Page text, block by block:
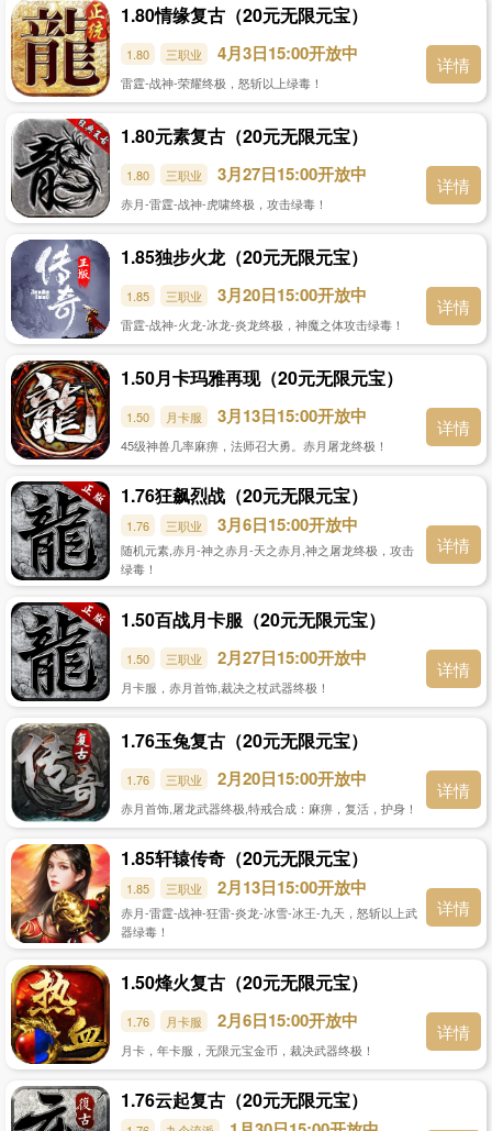
1.80情缘复古（20元无限元宝）
1.80 三职业 4月3日15:00开放中 详情
雷霆-战神-荣耀终极，怒斩以上绿毒！
1.80元素复古（20元无限元宝）
1.80 三职业 3月27日15:00开放中 详情
赤月-雷霆-战神-虎啸终极，攻击绿毒！
1.85独步火龙（20元无限元宝）
1.85 三职业 3月20日15:00开放中 详情
雷霆-战神-火龙-冰龙-炎龙终极，神魔之体攻击绿毒！
1.50月卡玛雅再现（20元无限元宝）
1.50 月卡服 3月13日15:00开放中 详情
45级神兽几率麻痹，法师召大勇。赤月屠龙终极！
1.76狂飙烈战（20元无限元宝）
1.76 三职业 3月6日15:00开放中
详情
随机元素,赤月-神之赤月-天之赤月,神之屠龙终极，攻击
绿毒！
1.50百战月卡服（20元无限元宝）
1.50 三职业 2月27日15:00开放中 详情
月卡服，赤月首饰,裁决之杖武器终极！
1.76玉兔复古（20元无限元宝）
1.76 三职业 2月20日15:00开放中 详情
赤月首饰,屠龙武器终极,特戒合成：麻痹，复活，护身！
1.85轩辕传奇（20元无限元宝）
1.85 三职业 2月13日15:00开放中
详情
赤月-雷霆-战神-狂雷-炎龙-冰雪-冰王-九天，怒斩以上武
器绿毒！
1.50烽火复古（20元无限元宝）
1.76 月卡服 2月6日15:00开放中 详情
月卡，年卡服，无限元宝金币，裁决武器终极！
1.76云起复古（20元无限元宝）